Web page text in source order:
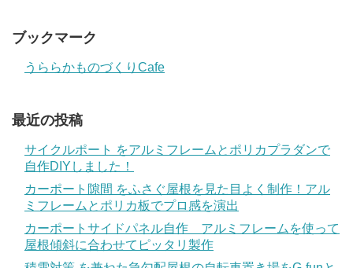
ブックマーク
うららかものづくりCafe
最近の投稿
サイクルポート をアルミフレームとポリカプラダンで
自作DIYしました！
カーポート隙間 をふさぐ屋根を見た目よく制作！アル
ミフレームとポリカ板でプロ感を演出
カーポートサイドパネル自作 アルミフレームを使って
屋根傾斜に合わせてピッタリ製作